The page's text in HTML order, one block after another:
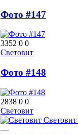
Фото #147
3352 0 0
Световит
Фото #148
2838 0 0
Световит
Световит
—